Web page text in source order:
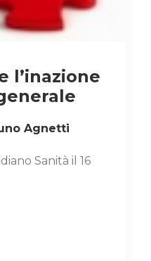
l’inazione
Agnetti
Sanità il 16